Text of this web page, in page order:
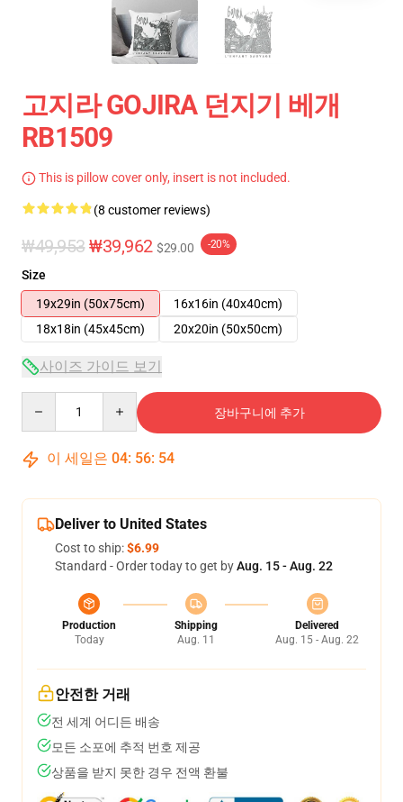
고지라 GOJIRA 던지기 베개
RB1509
This is pillow cover only, insert is not included.
(8 customer reviews)
₩49,953 ₩39,962 $29.00 -20%
Size
19x29in (50x75cm)
16x16in (40x40cm)
18x18in (45x45cm)
20x20in (50x50cm)
사이즈 가이드 보기
장바구니에 추가
이 세일은 04: 56: 54
Deliver to United States
Cost to ship:$6.99
Standard - Order today to get byAug. 15 - Aug. 22
Production
Today
Shipping
Aug. 11
Delivered
Aug. 15 - Aug. 22
안전한 거래
전 세계 어디든 배송
모든 소포에 추적 번호 제공
상품을 받지 못한 경우 전액 환불